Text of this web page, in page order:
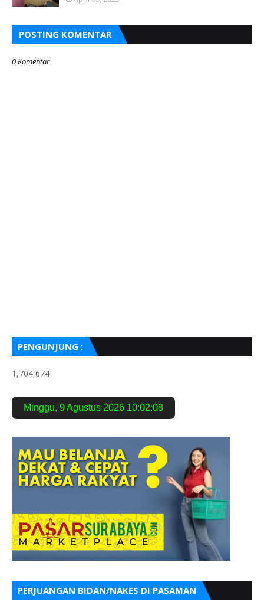
POSTING KOMENTAR
0 Komentar
PENGUNJUNG :
1,704,674
Minggu, 9 Agustus 2026 10:02:09
PERJUANGAN BIDAN/NAKES DI PASAMAN